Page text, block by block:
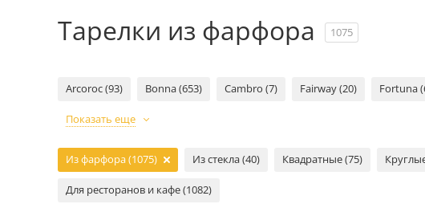
Тарелки из фарфора 1075
Arcoroc (93) Bonna (653) Cambro (7) Fairway (20) Fortuna
Показать еще
Из фарфора (1075) Из стекла (40) Квадратные (75)
Для ресторанов и кафе (1082)